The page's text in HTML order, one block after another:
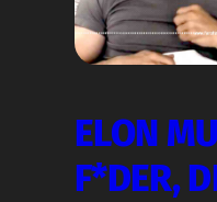
ELON
F*DER,